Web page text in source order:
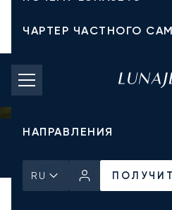
ЧАРТЕР ЧАСТНОГО
СТОИМОСТЬ ЧАРТЕРА
ЧАСТНЫЕ САМОЛЕТЫ
НАПРАВЛЕНИЯ
RU